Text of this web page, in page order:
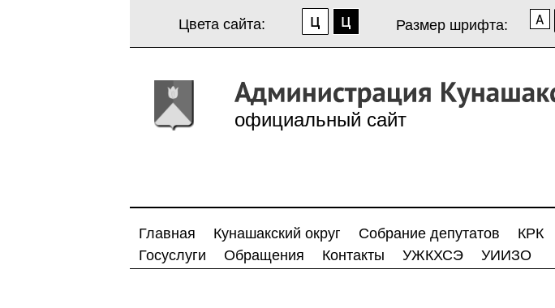
Цвета сайта: Размер шрифта:
официальный сайт
Главная Кунашакский округ Собрание депутатов КРК
Госуслуги
Обращения Контакты УЖКХСЭ УИИЗО